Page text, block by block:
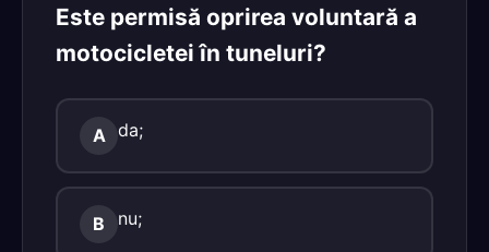
Este permisă oprirea voluntară a
motocicletei în tuneluri?
A da;
B nu;